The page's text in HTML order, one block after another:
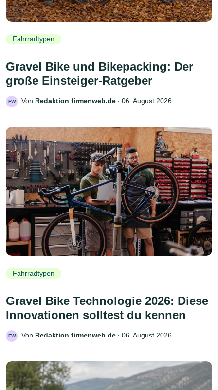
Fahrradtypen
Gravel Bike und Bikepacking: Der
große Einsteiger-Ratgeber
FW Von Redaktion firmenweb.de ‧ 06. August 2026
Fahrradtypen
Gravel Bike Technologie 2026: Diese
Innovationen solltest du kennen
FW Von Redaktion firmenweb.de ‧ 06. August 2026